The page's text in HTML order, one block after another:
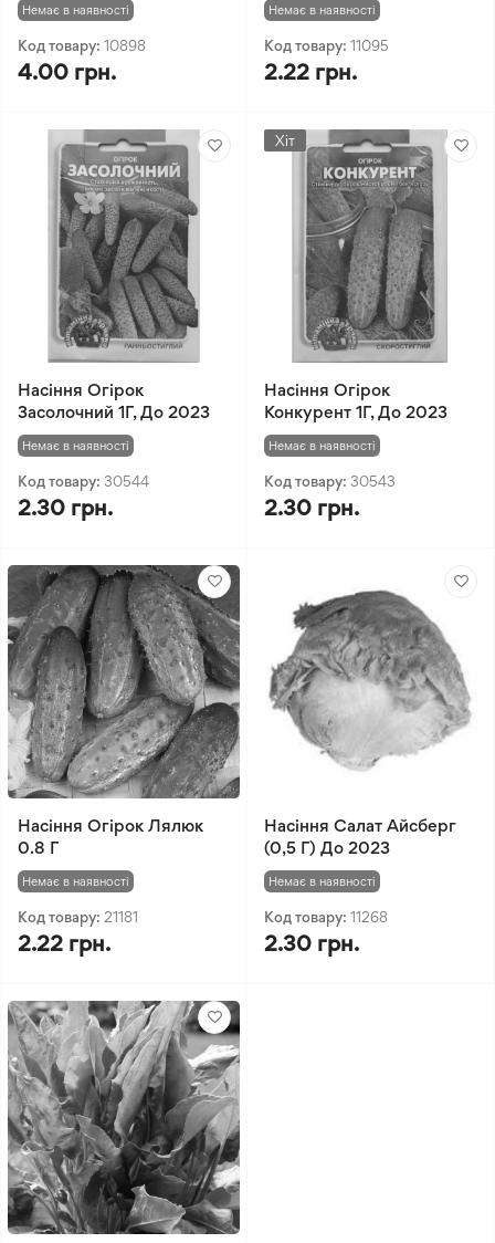
Немає в наявності
Код товару: 10898
4.00 грн.
Немає в наявності
Код товару: 11095
2.22 грн.
Насіння Огірок
Засолочний 1Г, До 2023
Немає в наявності
Код товару: 30544
2.30 грн.
Хіт
Насіння Огірок
Конкурент 1Г, До 2023
Немає в наявності
Код товару: 30543
2.30 грн.
Насіння Огірок Лялюк
0.8 Г
Немає в наявності
Код товару: 21181
2.22 грн.
Насіння Салат Айсберг
(0,5 Г) До 2023
Немає в наявності
Код товару: 11268
2.30 грн.